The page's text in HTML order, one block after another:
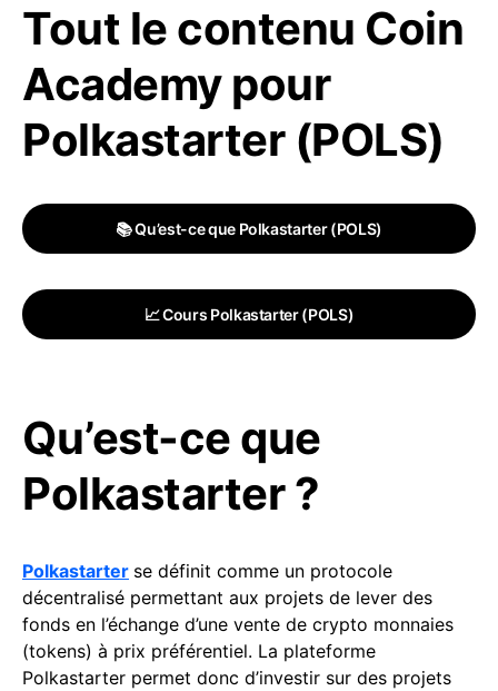
Tout le contenu Coin
Academy pour
Polkastarter (POLS)
📚 Qu’est-ce que Polkastarter (POLS)
📈 Cours Polkastarter (POLS)
Qu’est-ce que
Polkastarter ?
Polkastarter se définit comme un protocole
décentralisé permettant aux projets de lever des
fonds en l’échange d’une vente de crypto monnaies
(tokens) à prix préférentiel. La plateforme
Polkastarter permet donc d’investir sur des projets